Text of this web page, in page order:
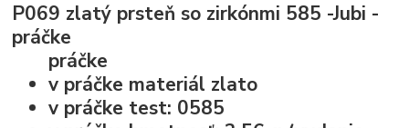
P069 zlatý prsteň so zirkónmi 585 -Jubi -
práčke
práčke
v práčke materiál zlato
v práčke test: 0585